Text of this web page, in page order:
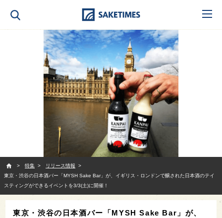
特集
リリース情報
東京・渋谷の日本酒バー「MYSH Sake Bar」が、イギリス・ロンドンで醸された日本酒のテイ
スティングができるイベントを3/3(土)に開催！
東京・渋谷の日本酒バー「MYSH Sake Bar」が、